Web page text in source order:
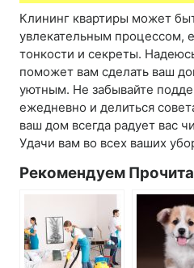
Клининг квартиры может
увлекательным процессом,
тонкости и секреты.
поможет вам сделать ваш
уютным. Не забывайте
ежедневно и делиться
ваш дом всегда радует вас
Удачи вам во всех ваших
Рекомендуем